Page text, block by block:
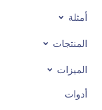
أمثلة
المنتجات
الميزات
أدوات